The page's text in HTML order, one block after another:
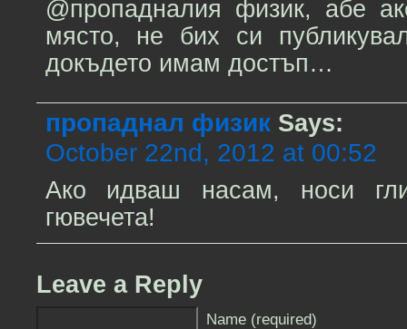
@пропадналия физик, абе
място, не бих си
докъдето имам достъп…
пропаднал физикSays:
October 22nd, 2012 at 00:52
Ако идваш насам, носи
гювечета!
Leave a Reply
Name (required)